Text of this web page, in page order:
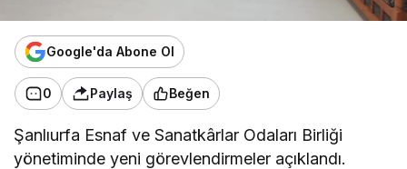
Google'da Abone Ol
0 Paylaş Beğen
Şanlıurfa Esnaf ve Sanatkârlar Odaları Birliği
yönetiminde yeni görevlendirmeler açıklandı.